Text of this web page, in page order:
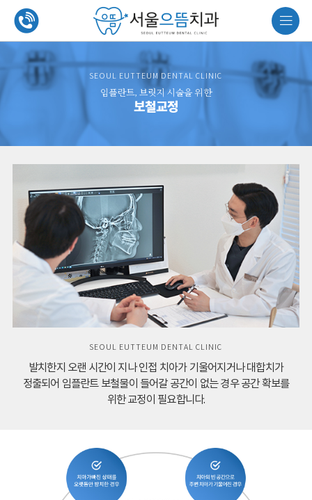
SEOUL EUTTEUM DENTAL CLINIC
임플란트, 브릿지 시술을 위한
보철교정
SEOUL EUTTEUM DENTAL CLINIC
발치한지 오랜 시간이 지나 인접 치아가 기울어지거나대합치가
정출되어 임플란트 보철물이 들어갈 공간이 없는 경우공간 확보를
위한 교정이 필요합니다.
서울으뜸
치과
의료진
진료안내
및 오시는
둘러보기
임플란트
션 임플란
발치즉시
임플란트
상악동
거상술
맞춤형
임플란트
자가치아
뼈이식
교정치료
정
무삭제
라미네이트
일반치료
잇몸치료
사랑니발
턱관절치
료
턱관절
질환
커뮤니티
공지사항